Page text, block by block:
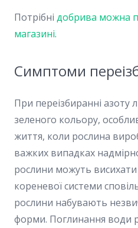
Потрібні добрива можна
магазині.
Симптоми
При переізбиранні азоту
зеленого кольору,
життя, коли рослина
важких випадках
рослини можуть
кореневої системи
рослини набувають
форми. Поглинання води